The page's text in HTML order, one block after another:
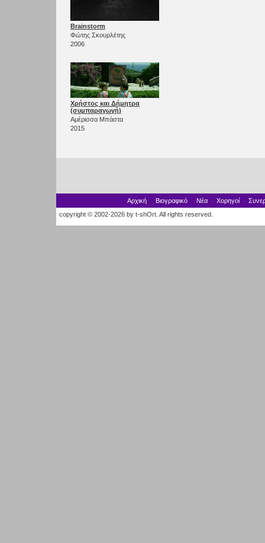
Brainstorm
Φώτης Σκουρλέτης
2006
Χρήστος και Δήμητρα
(συμπαραγωγή)
Αμέρισσα Μπάστα
2015
Αρχική Βιογραφικό Νέα Χορηγοί
copyright © 2002-2026 by t-shOrt. All rights reserved.